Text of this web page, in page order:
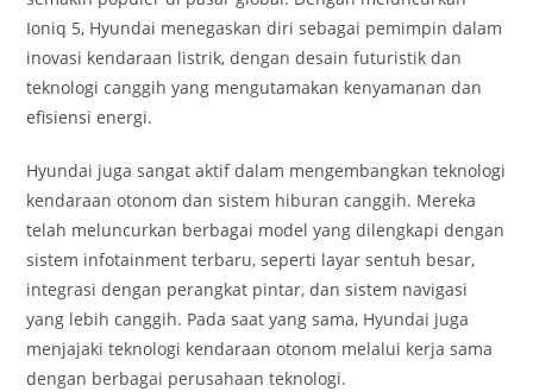
Ioniq 5, Hyundai menegaskan diri sebagai pemimpin dalam
inovasi kendaraan listrik, dengan desain futuristik dan
teknologi canggih yang mengutamakan kenyamanan dan
efisiensi energi.
Hyundai juga sangat aktif dalam mengembangkan teknologi
kendaraan otonom dan sistem hiburan canggih. Mereka
telah meluncurkan berbagai model yang dilengkapi dengan
sistem infotainment terbaru, seperti layar sentuh besar,
integrasi dengan perangkat pintar, dan sistem navigasi
yang lebih canggih. Pada saat yang sama, Hyundai juga
menjajaki teknologi kendaraan otonom melalui kerja sama
dengan berbagai perusahaan teknologi.